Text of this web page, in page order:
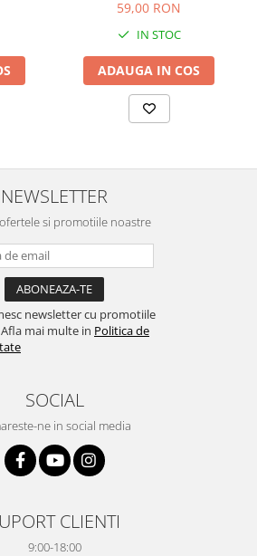
59,00 RON
IN STOC
ADAUGA IN COS
NEWSLETTER
si promotiile noastre
newsletter cu promotiile
mai multe in Politica de
SOCIAL
ne in social media
CLIENTI
9:00-18:00